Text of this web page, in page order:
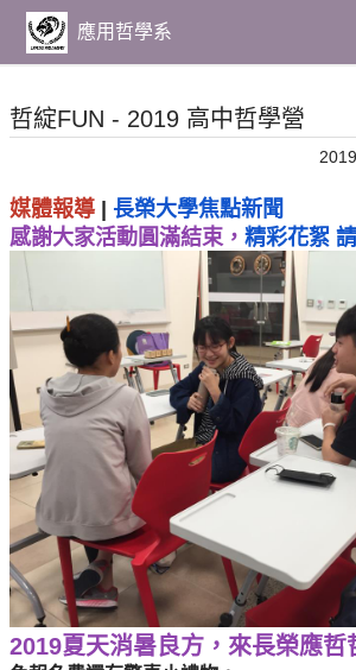
主
要
容
應用哲學系
哲綻FUN - 2019 高中哲學營
媒體報導
長榮大學焦點新聞
感謝大家活動圓滿結束，精彩花絮
2019夏天消暑良方，來長榮應哲